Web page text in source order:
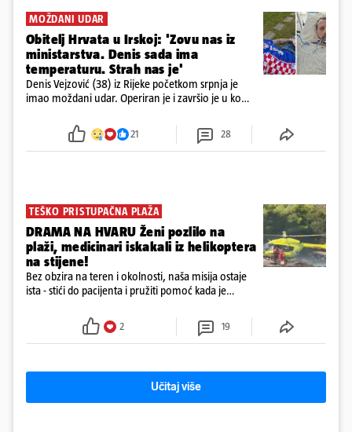
MOŽDANI UDAR
Obitelj Hrvata u Irskoj: 'Zovu nas iz
ministarstva. Denis sada ima
temperaturu. Strah nas je'
Denis Vejzović (38) iz Rijeke početkom srpnja je
imao moždani udar. Operiran je i završio je u komi.
tamošnji liječnici ne vjeruju u oporavak: 'Imamo
21 28
TEŠKO PRISTUPAČNA PLAŽA
DRAMA NA HVARU Ženi pozlilo na
plaži, medicinari iskakali iz helikoptera
na stijene!
Bez obzira na teren i okolnosti, naša misija ostaje
ista - stići do pacijenta i pružiti pomoć kada je
2 19
Učitaj više